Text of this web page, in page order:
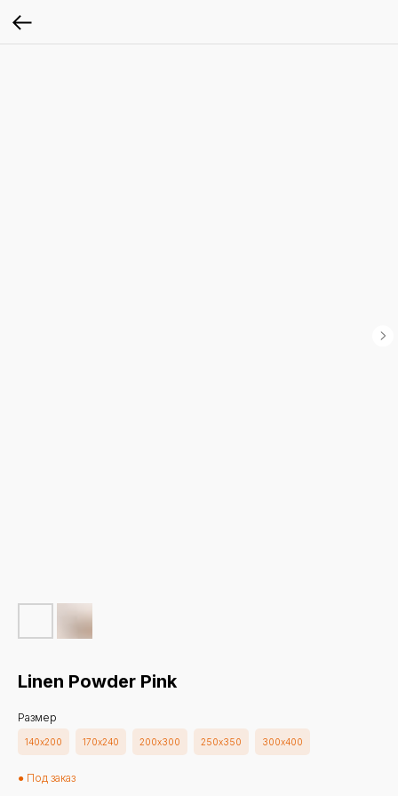
Linen Powder Pink
Размер
140х200 170х240 200х300 250х350 300х400
● Под заказ